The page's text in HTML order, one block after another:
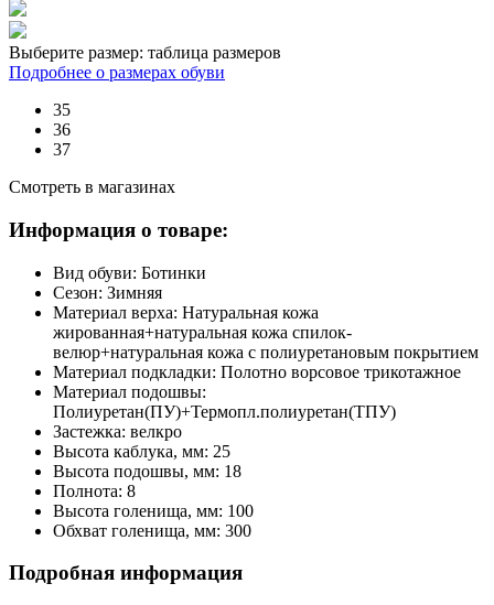
Выберите размер: таблица размеров
Подробнее о размерах обуви
35
36
37
Смотреть в магазинах
Информация о товаре:
Вид обуви: Ботинки
Сезон: Зимняя
Материал верха: Натуральная кожа
жированная+натуральная кожа спилок-
велюр+натуральная кожа с полиуретановым покрытием
Материал подкладки: Полотно ворсовое трикотажное
Материал подошвы:
Полиуретан(ПУ)+Термопл.полиуретан(ТПУ)
Застежка: велкро
Высота каблука, мм: 25
Высота подошвы, мм: 18
Полнота: 8
Высота голенища, мм: 100
Обхват голенища, мм: 300
Подробная информация